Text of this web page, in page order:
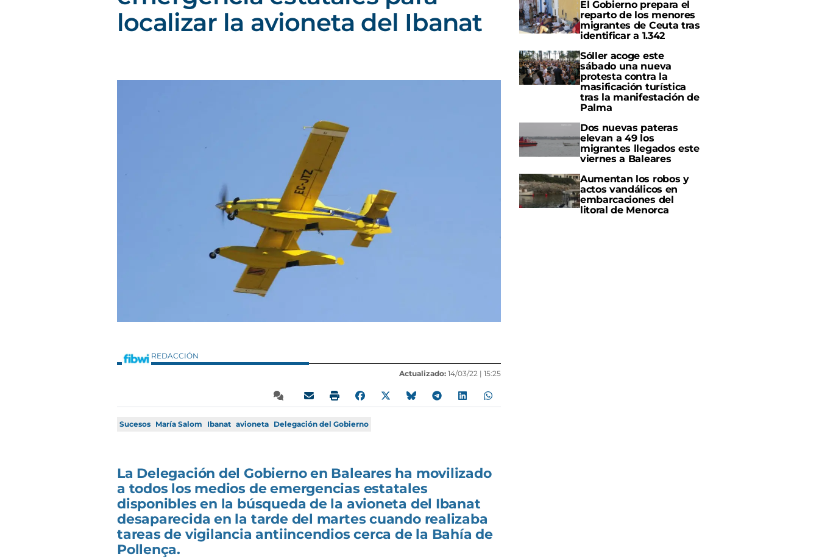
localizar la avioneta del Ibanat
REDACCIÓN
Actualizado: 14/03/22 | 15:25
Sucesos María Salom Ibanat avioneta Delegación del Gobierno
La Delegación del Gobierno en Baleares ha movilizado
a todos los medios de emergencias estatales
disponibles en la búsqueda de la avioneta del Ibanat
desaparecida en la tarde del martes cuando realizaba
tareas de vigilancia antiincendios cerca de la Bahía de
Pollença.
El Gobierno prepara el
reparto de los menores
migrantes de Ceuta tras
identificar a 1.342
Sóller acoge este
sábado una nueva
protesta contra la
masificación turística
tras la manifestación de
Palma
Dos nuevas pateras
elevan a 49 los
migrantes llegados este
viernes a Baleares
Aumentan los robos y
actos vandálicos en
embarcaciones del
litoral de Menorca